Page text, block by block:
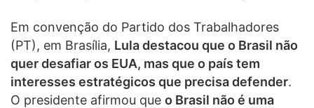
Em convenção do Partido dos Trabalhadores
(PT), em Brasília, Lula destacou que o Brasil não
quer desafiar os EUA, mas que o país tem
interesses estratégicos que precisa defender.
O presidente afirmou que o Brasil não é uma